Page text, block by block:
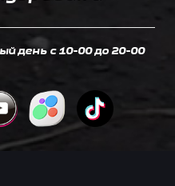
день c 10-00 до 20-00